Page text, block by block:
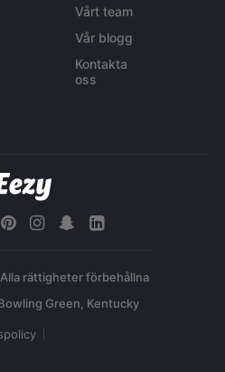
Vårt team
Vår blogg
Kontakta
oss
rättigheter förbehållna